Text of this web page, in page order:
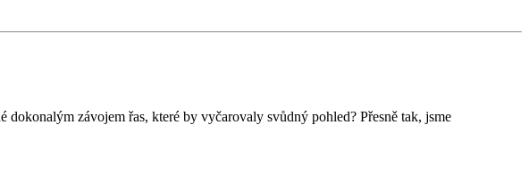
závojem řas, které by vyčarovaly svůdný pohled? Přesně tak, jsme